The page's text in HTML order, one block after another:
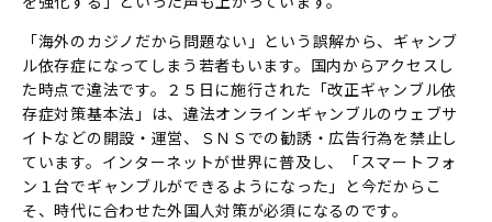
「海外のカジノだから問題ない」という誤解から、ギャンブ
ル依存症になってしまう若者もいます。国内からアクセスし
た時点で違法です。２５日に施行された「改正ギャンブル依
存症対策基本法」は、違法オンラインギャンブルのウェブサ
イトなどの開設・運営、ＳＮＳでの勧誘・広告行為を禁止し
ています。インターネットが世界に普及し、「スマートフォ
ン１台でギャンブルができるようになった」と今だからこ
そ、時代に合わせた外国人対策が必須になるのです。